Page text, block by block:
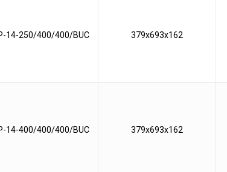
14-250/400/400/BUC 379x693x162
14-400/400/400/BUC 379x693x162